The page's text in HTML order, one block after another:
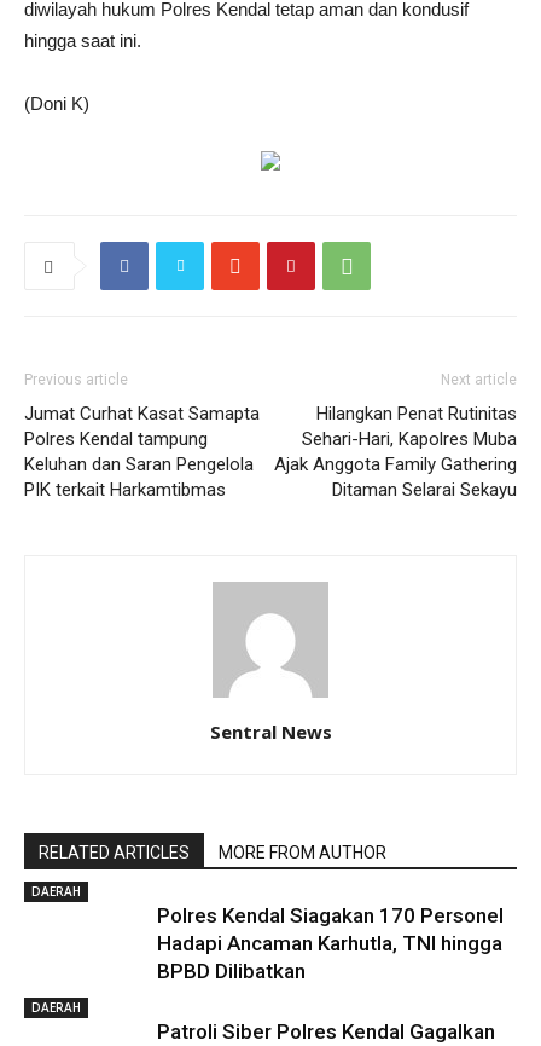
diwilayah hukum Polres Kendal tetap aman dan kondusif
hingga saat ini.
(Doni K)
Previous article
Jumat Curhat Kasat Samapta
Polres Kendal tampung
Keluhan dan Saran Pengelola
PIK terkait Harkamtibmas
Next article
Hilangkan Penat Rutinitas
Sehari-Hari, Kapolres Muba
Ajak Anggota Family Gathering
Ditaman Selarai Sekayu
Sentral News
RELATED ARTICLES MORE FROM AUTHOR
DAERAH
Polres Kendal Siagakan 170 Personel
Hadapi Ancaman Karhutla, TNI hingga
BPBD Dilibatkan
DAERAH
Patroli Siber Polres Kendal Gagalkan